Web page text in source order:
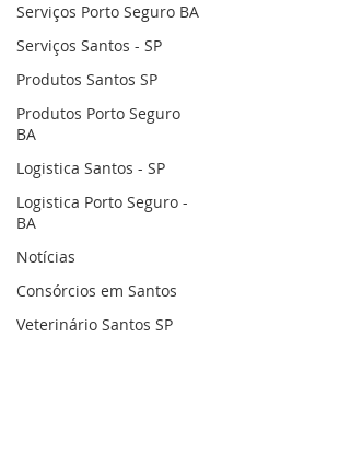
Serviços Porto Seguro BA
Serviços Santos - SP
Produtos Santos SP
Produtos Porto Seguro
BA
Logistica Santos - SP
Logistica Porto Seguro -
BA
Notícias
Consórcios em Santos
Veterinário Santos SP